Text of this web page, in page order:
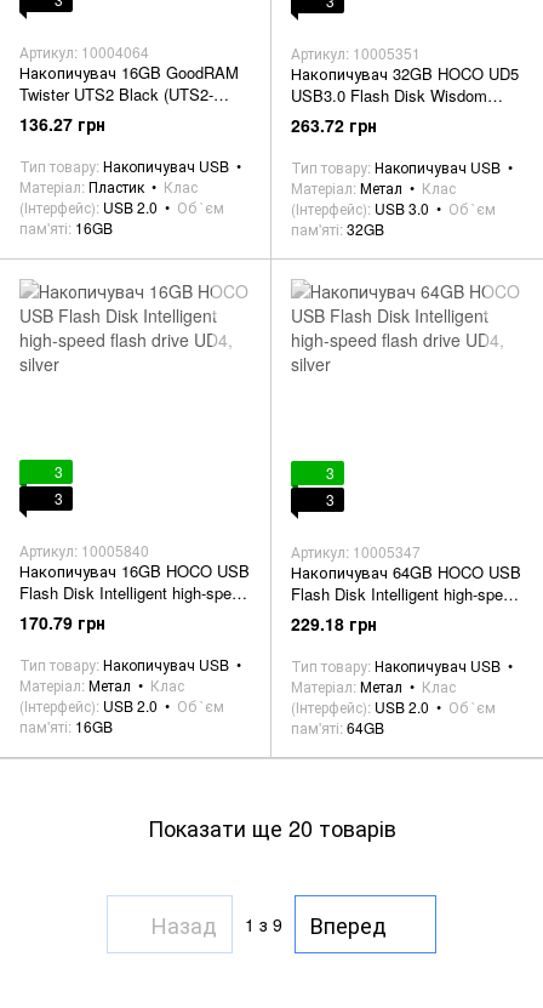
Артикул: 10004064
Накопичувач 16GB GoodRAM
Twister UTS2 Black (UTS2-
0160K0R11)
136.27 грн
Тип товару Накопичувач USB
Матеріал Пластик
Клас
(Інтерфейс) USB 2.0
Об `єм
пам'яті 16GB
Артикул: 10005351
Накопичувач 32GB HOCO UD5
USB3.0 Flash Disk Wisdom
high-speed flash drive, black
263.72 грн
Тип товару Накопичувач USB
Матеріал Метал
Клас
(Інтерфейс) USB 3.0
Об `єм
пам'яті 32GB
3
3
Артикул: 10005840
Накопичувач 16GB HOCO USB
Flash Disk Intelligent high-speed
flash drive UD4, silver
170.79 грн
Тип товару Накопичувач USB
Матеріал Метал
Клас
(Інтерфейс) USB 2.0
Об `єм
пам'яті 16GB
3
3
Артикул: 10005347
Накопичувач 64GB HOCO USB
Flash Disk Intelligent high-speed
flash drive UD4, silver
229.18 грн
Тип товару Накопичувач USB
Матеріал Метал
Клас
(Інтерфейс) USB 2.0
Об `єм
пам'яті 64GB
Показати ще 20 товарів
Назад 1 з 9 Вперед